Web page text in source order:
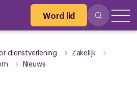
Word lid
dienstverlening
Zakelijk
Nieuws